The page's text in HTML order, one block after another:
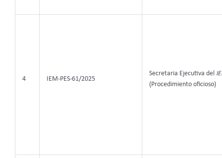
4 IEM-PES-61/2025
Secretaria Ejecutiva del
(Procedimiento oficioso)